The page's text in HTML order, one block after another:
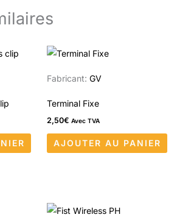
Fabricant: GV
Terminal Fixe
2,50€ Avec TVA
AJOUTER AU PANIER